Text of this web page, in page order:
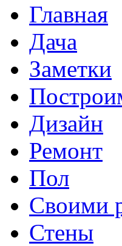
Главная
Дача
Заметки
Дизайн
Ремонт
Пол
Своими
Стены